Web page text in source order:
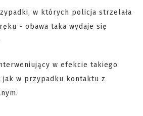
w których policja strzelała
- obawa taka wydaje się
w efekcie takiego
jak w przypadku kontaktu z